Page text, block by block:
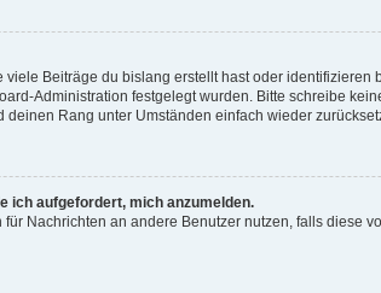
Beiträge du bislang erstellt hast oder
Administration festgelegt wurden. Bitte schreibe
Rang unter Umständen einfach wieder
ich aufgefordert, mich anzumelden.
Nachrichten an andere Benutzer nutzen, falls diese